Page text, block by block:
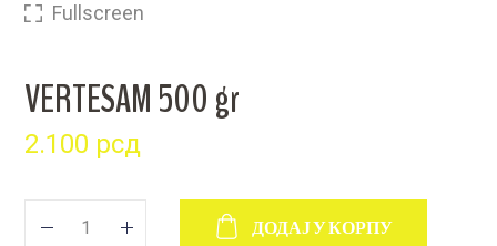
Fullscreen
VERTESAM 500 gr
2.100 рсд
ДОДАЈ У КОРПУ